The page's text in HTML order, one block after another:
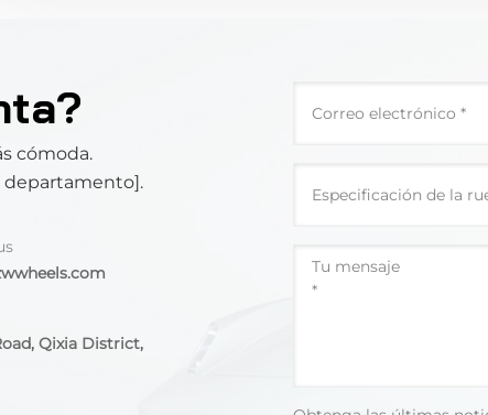
cómoda.
departamento].
Qixia District,